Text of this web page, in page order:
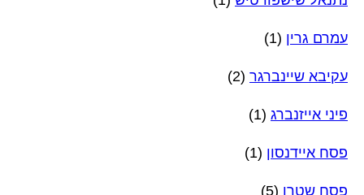
עמרם גרין (1)
עקיבא שיינברגר (2)
פיני אייזנברג (1)
פסח איידנסון (1)
פסח שטרן (5)